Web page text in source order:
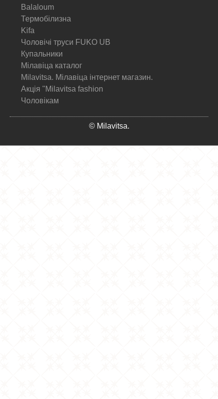
Balaloum
Термобілизна
Kifa
Чоловічі труси FUKO UB
Купальники
Мілавіца каталог
Milavitsa. Мілавіца інтернет магазин.
Акція "Milavitsa fashion
Чоловікам
© Milavitsa.